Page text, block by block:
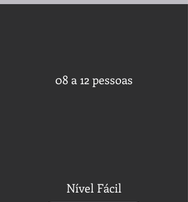
08 a 12 pessoas
Nível Fácil